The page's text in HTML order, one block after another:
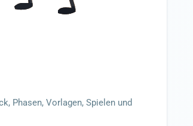
Phasen, Vorlagen, Spielen und